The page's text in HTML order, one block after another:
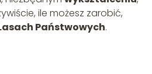
ile możesz zarobić,
Państwowych.